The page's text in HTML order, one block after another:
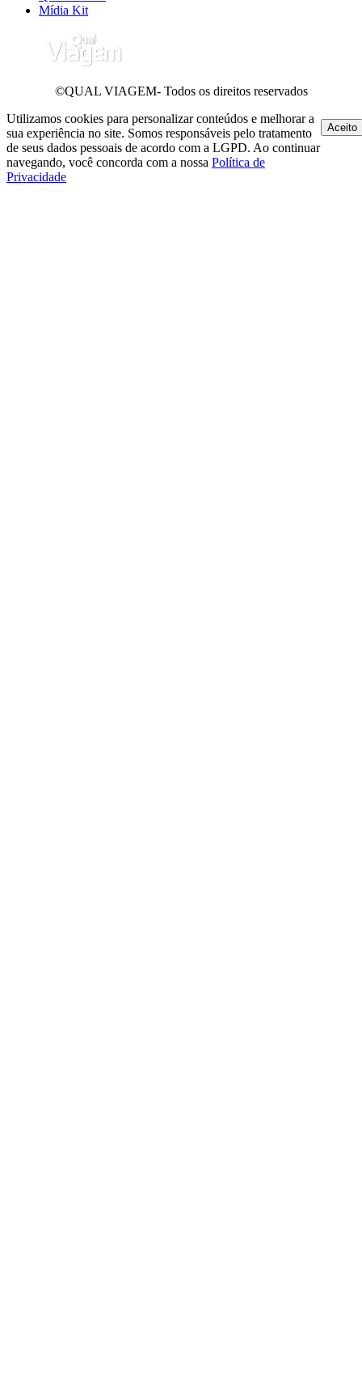
Mídia Kit
©QUAL VIAGEM- Todos os direitos reservados
Utilizamos cookies para personalizar conteúdos e melhorar a
sua experiência no site. Somos responsáveis pelo tratamento
de seus dados pessoais de acordo com a LGPD. Ao continuar
navegando, você concorda com a nossa Política de
Privacidade
Aceito